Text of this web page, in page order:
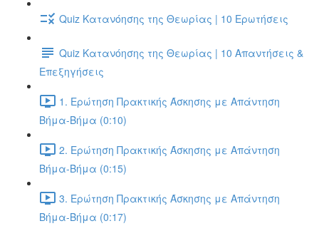
Quiz Κατανόησης της Θεωρίας | 10 Ερωτήσεις
Quiz Κατανόησης της Θεωρίας | 10 Απαντήσεις &
Επεξηγήσεις
1. Ερώτηση Πρακτικής Άσκησης με Απάντηση
Βήμα-Βήμα (0:10)
2. Ερώτηση Πρακτικής Άσκησης με Απάντηση
Βήμα-Βήμα (0:15)
3. Ερώτηση Πρακτικής Άσκησης με Απάντηση
Βήμα-Βήμα (0:17)